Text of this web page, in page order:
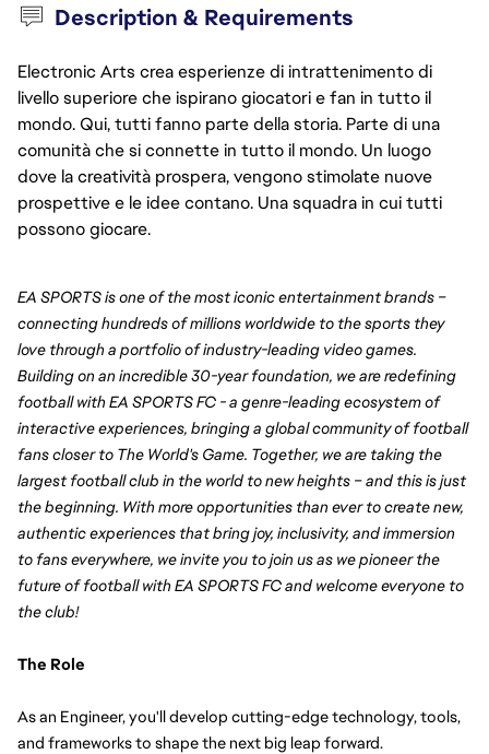
Description & Requirements
Electronic Arts crea esperienze di intrattenimento di
livello superiore che ispirano giocatori e fan in tutto il
mondo. Qui, tutti fanno parte della storia. Parte di una
comunità che si connette in tutto il mondo. Un luogo
dove la creatività prospera, vengono stimolate nuove
prospettive e le idee contano. Una squadra in cui tutti
possono giocare.
EA SPORTS is one of the most iconic entertainment brands –
connecting hundreds of millions worldwide to the sports they
love through a portfolio of industry-leading video games.
Building on an incredible 30-year foundation, we are redefining
football with EA SPORTS FC - a genre-leading ecosystem of
interactive experiences, bringing a global community of football
fans closer to The World's Game. Together, we are taking the
largest football club in the world to new heights – and this is just
the beginning. With more opportunities than ever to create new,
authentic experiences that bring joy, inclusivity, and immersion
to fans everywhere, we invite you to join us as we pioneer the
future of football with EA SPORTS FC and welcome everyone to
the club!
The Role
As an Engineer, you'll develop cutting-edge technology, tools,
and frameworks to shape the next big leap forward.